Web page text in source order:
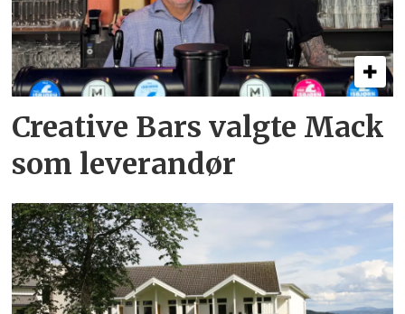
Creative Bars valgte Mack
som leverandør